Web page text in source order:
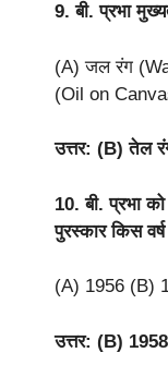
9. बी. प्रभा
(A) जल रंग
(Oil on
उत्तर: (B) तेल
10. बी. प्रभा
पुरस्कार किस
(A) 1956 (B)
उत्तर: (B) 1958